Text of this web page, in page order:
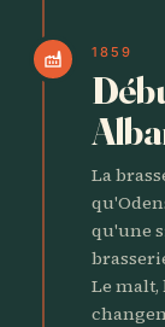
factory 1859
La
qu'une
Le malt,